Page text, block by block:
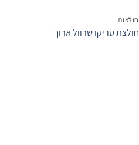
חולצות
חולצת טריקו שרוול ארוך